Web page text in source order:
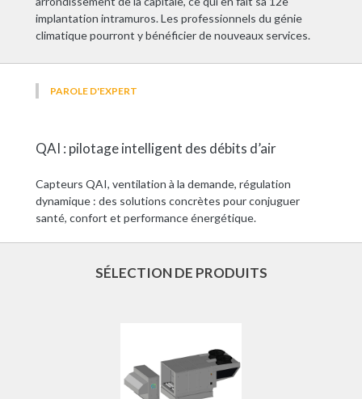
implantation intramuros. Les professionnels du génie
climatique pourront y bénéficier de nouveaux services.
PAROLE D'EXPERT
QAI : pilotage intelligent des débits d’air
Capteurs QAI, ventilation à la demande, régulation
dynamique : des solutions concrètes pour conjuguer
santé, confort et performance énergétique.
SÉLECTION DE PRODUITS